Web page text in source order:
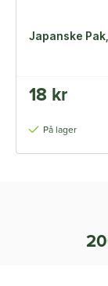
Japanske
18 kr
På lager